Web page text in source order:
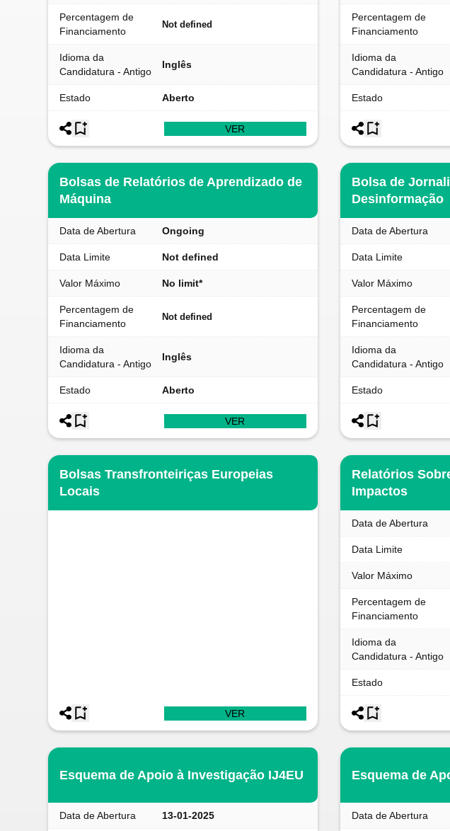
Percentagem de
Financiamento
Not defined
Idioma da
Candidatura - Antigo
Inglês
Estado Aberto
VER
Percentagem de
Financiamento
Idioma da
Candidatura - Antigo
Estado
Bolsas de Relatórios de Aprendizado de
Máquina
Data de Abertura Ongoing
Data Limite Not defined
Valor Máximo No limit*
Percentagem de
Financiamento
Not defined
Idioma da
Candidatura - Antigo
Inglês
Estado Aberto
VER
Bolsa de
Desinformação
Data de Abertura
Data Limite
Valor Máximo
Percentagem de
Financiamento
Idioma da
Candidatura - Antigo
Estado
Bolsas Transfronteiriças Europeias
Locais
VER
Relatórios
Impactos
Data de Abertura
Data Limite
Valor Máximo
Percentagem de
Financiamento
Idioma da
Candidatura - Antigo
Estado
Esquema de Apoio à Investigação IJ4EU
Data de Abertura 13-01-2025
Esquema de
Data de Abertura